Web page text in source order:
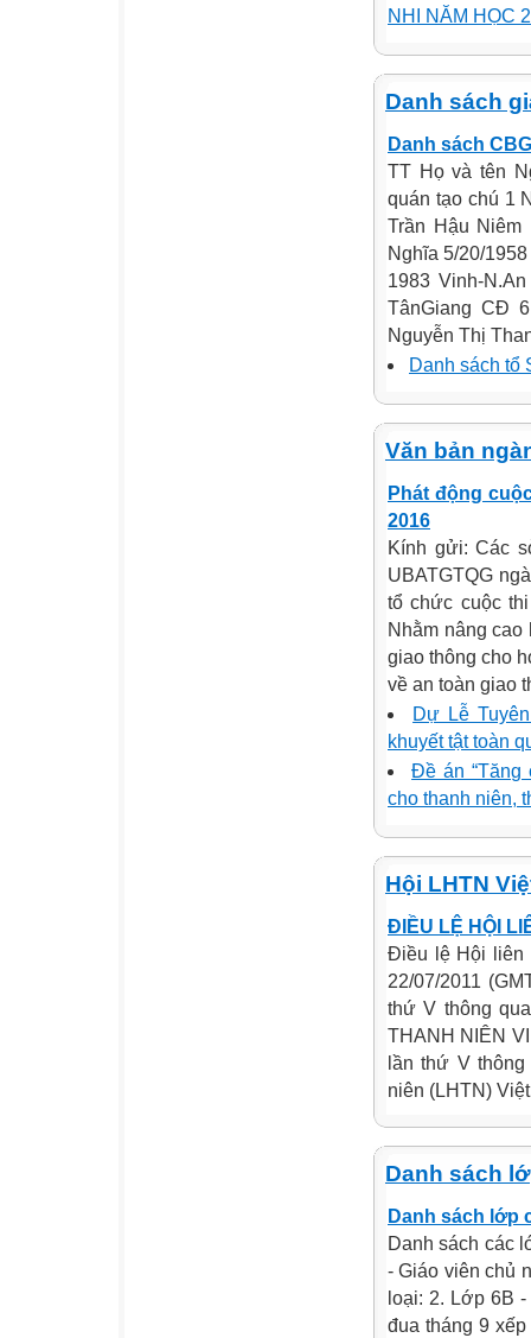
NHI NĂM HỌC
Danh sách
Danh sách
TT Họ và tên
quán tạo chú 1
Trần Hậu
Nghĩa 5/20/
1983 Vinh-
TânGiang CĐ
Nguyễn Thị
Danh sách tổ
Văn bản
Phát động
2016
Kính gửi: Các
UBATGTQG
tổ chức cuộc
Nhằm nâng
giao thông cho
về an toàn giao
Dự Lễ
khuyết tật toàn
Đề án
cho thanh niên,
Hội LHTN
ĐIỀU LỆ HỘI
Điều lệ Hội liên
22/07/2011
thứ V thông
THANH NIÊN
lần thứ V
niên (LHTN)
Danh sách
Danh sách lớp
Danh sách các
- Giáo viên chủ
loại: 2. Lớp 6B
đua tháng 9